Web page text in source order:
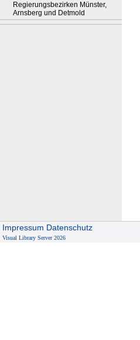
Regierungsbezirken Münster,
Arnsberg und Detmold
Impressum Datenschutz
Visual Library Server 2026